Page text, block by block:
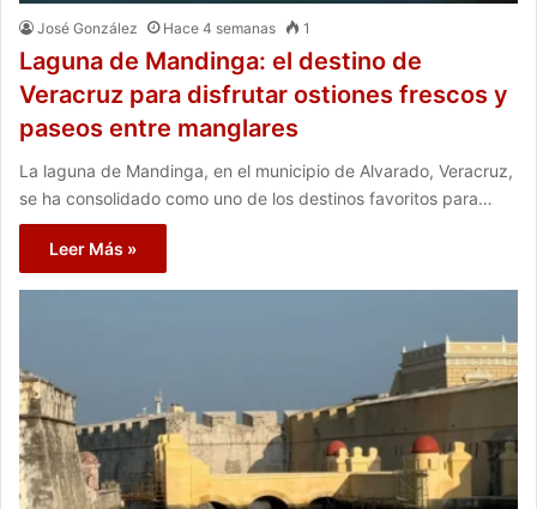
José González Hace 4 semanas 1
Laguna de Mandinga: el destino de
Veracruz para disfrutar ostiones frescos y
paseos entre manglares
La laguna de Mandinga, en el municipio de Alvarado, Veracruz,
se ha consolidado como uno de los destinos favoritos para…
Leer Más »